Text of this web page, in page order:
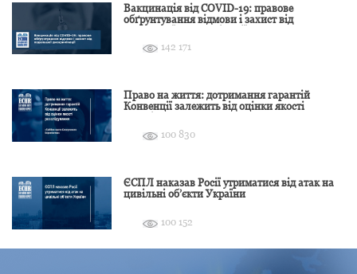
Вакцинація від COVID-19: правове
обґрунтування відмови і захист від
142 171
Право на життя: дотримання гарантій
Конвенції залежить від оцінки якості
100 830
ЄСПЛ наказав Росії утриматися від атак на
цивільні об’єкти України
100 152